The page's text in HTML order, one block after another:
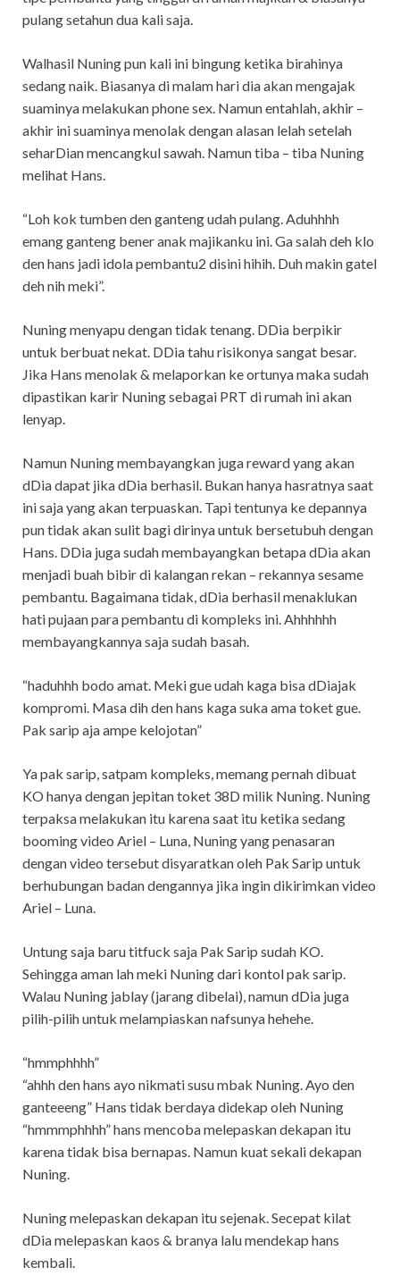
pulang setahun dua kali saja.
Walhasil Nuning pun kali ini bingung ketika birahinya
sedang naik. Biasanya di malam hari dia akan mengajak
suaminya melakukan phone sex. Namun entahlah, akhir –
akhir ini suaminya menolak dengan alasan lelah setelah
seharDian mencangkul sawah. Namun tiba – tiba Nuning
melihat Hans.
“Loh kok tumben den ganteng udah pulang. Aduhhhh
emang ganteng bener anak majikanku ini. Ga salah deh klo
den hans jadi idola pembantu2 disini hihih. Duh makin gatel
deh nih meki”.
Nuning menyapu dengan tidak tenang. DDia berpikir
untuk berbuat nekat. DDia tahu risikonya sangat besar.
Jika Hans menolak & melaporkan ke ortunya maka sudah
dipastikan karir Nuning sebagai PRT di rumah ini akan
lenyap.
Namun Nuning membayangkan juga reward yang akan
dDia dapat jika dDia berhasil. Bukan hanya hasratnya saat
ini saja yang akan terpuaskan. Tapi tentunya ke depannya
pun tidak akan sulit bagi dirinya untuk bersetubuh dengan
Hans. DDia juga sudah membayangkan betapa dDia akan
menjadi buah bibir di kalangan rekan – rekannya sesame
pembantu. Bagaimana tidak, dDia berhasil menaklukan
hati pujaan para pembantu di kompleks ini. Ahhhhhh
membayangkannya saja sudah basah.
“haduhhh bodo amat. Meki gue udah kaga bisa dDiajak
kompromi. Masa dih den hans kaga suka ama toket gue.
Pak sarip aja ampe kelojotan”
Ya pak sarip, satpam kompleks, memang pernah dibuat
KO hanya dengan jepitan toket 38D milik Nuning. Nuning
terpaksa melakukan itu karena saat itu ketika sedang
booming video Ariel – Luna, Nuning yang penasaran
dengan video tersebut disyaratkan oleh Pak Sarip untuk
berhubungan badan dengannya jika ingin dikirimkan video
Ariel – Luna.
Untung saja baru titfuck saja Pak Sarip sudah KO.
Sehingga aman lah meki Nuning dari kontol pak sarip.
Walau Nuning jablay (jarang dibelai), namun dDia juga
pilih-pilih untuk melampiaskan nafsunya hehehe.
“hmmphhhh”
“ahhh den hans ayo nikmati susu mbak Nuning. Ayo den
ganteeeng” Hans tidak berdaya didekap oleh Nuning
“hmmmphhhh” hans mencoba melepaskan dekapan itu
karena tidak bisa bernapas. Namun kuat sekali dekapan
Nuning.
Nuning melepaskan dekapan itu sejenak. Secepat kilat
dDia melepaskan kaos & branya lalu mendekap hans
kembali.